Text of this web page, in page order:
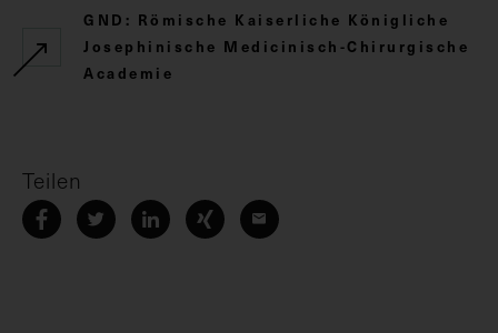
GND: Römische Kaiserliche Königliche
Josephinische Medicinisch-Chirurgische
Academie
Teilen